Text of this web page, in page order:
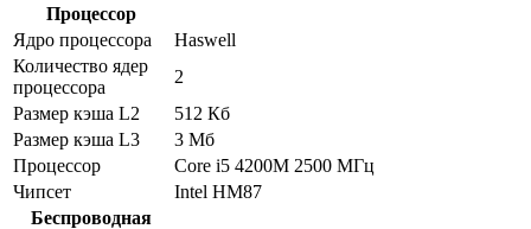
Процессор
Ядро процессора
Haswell
Количество ядер
процессора
2
Размер кэша L2
512 Кб
Размер кэша L3
3 Мб
Процессор
Core i5 4200M 2500 МГц
Чипсет
Intel HM87
Беспроводная